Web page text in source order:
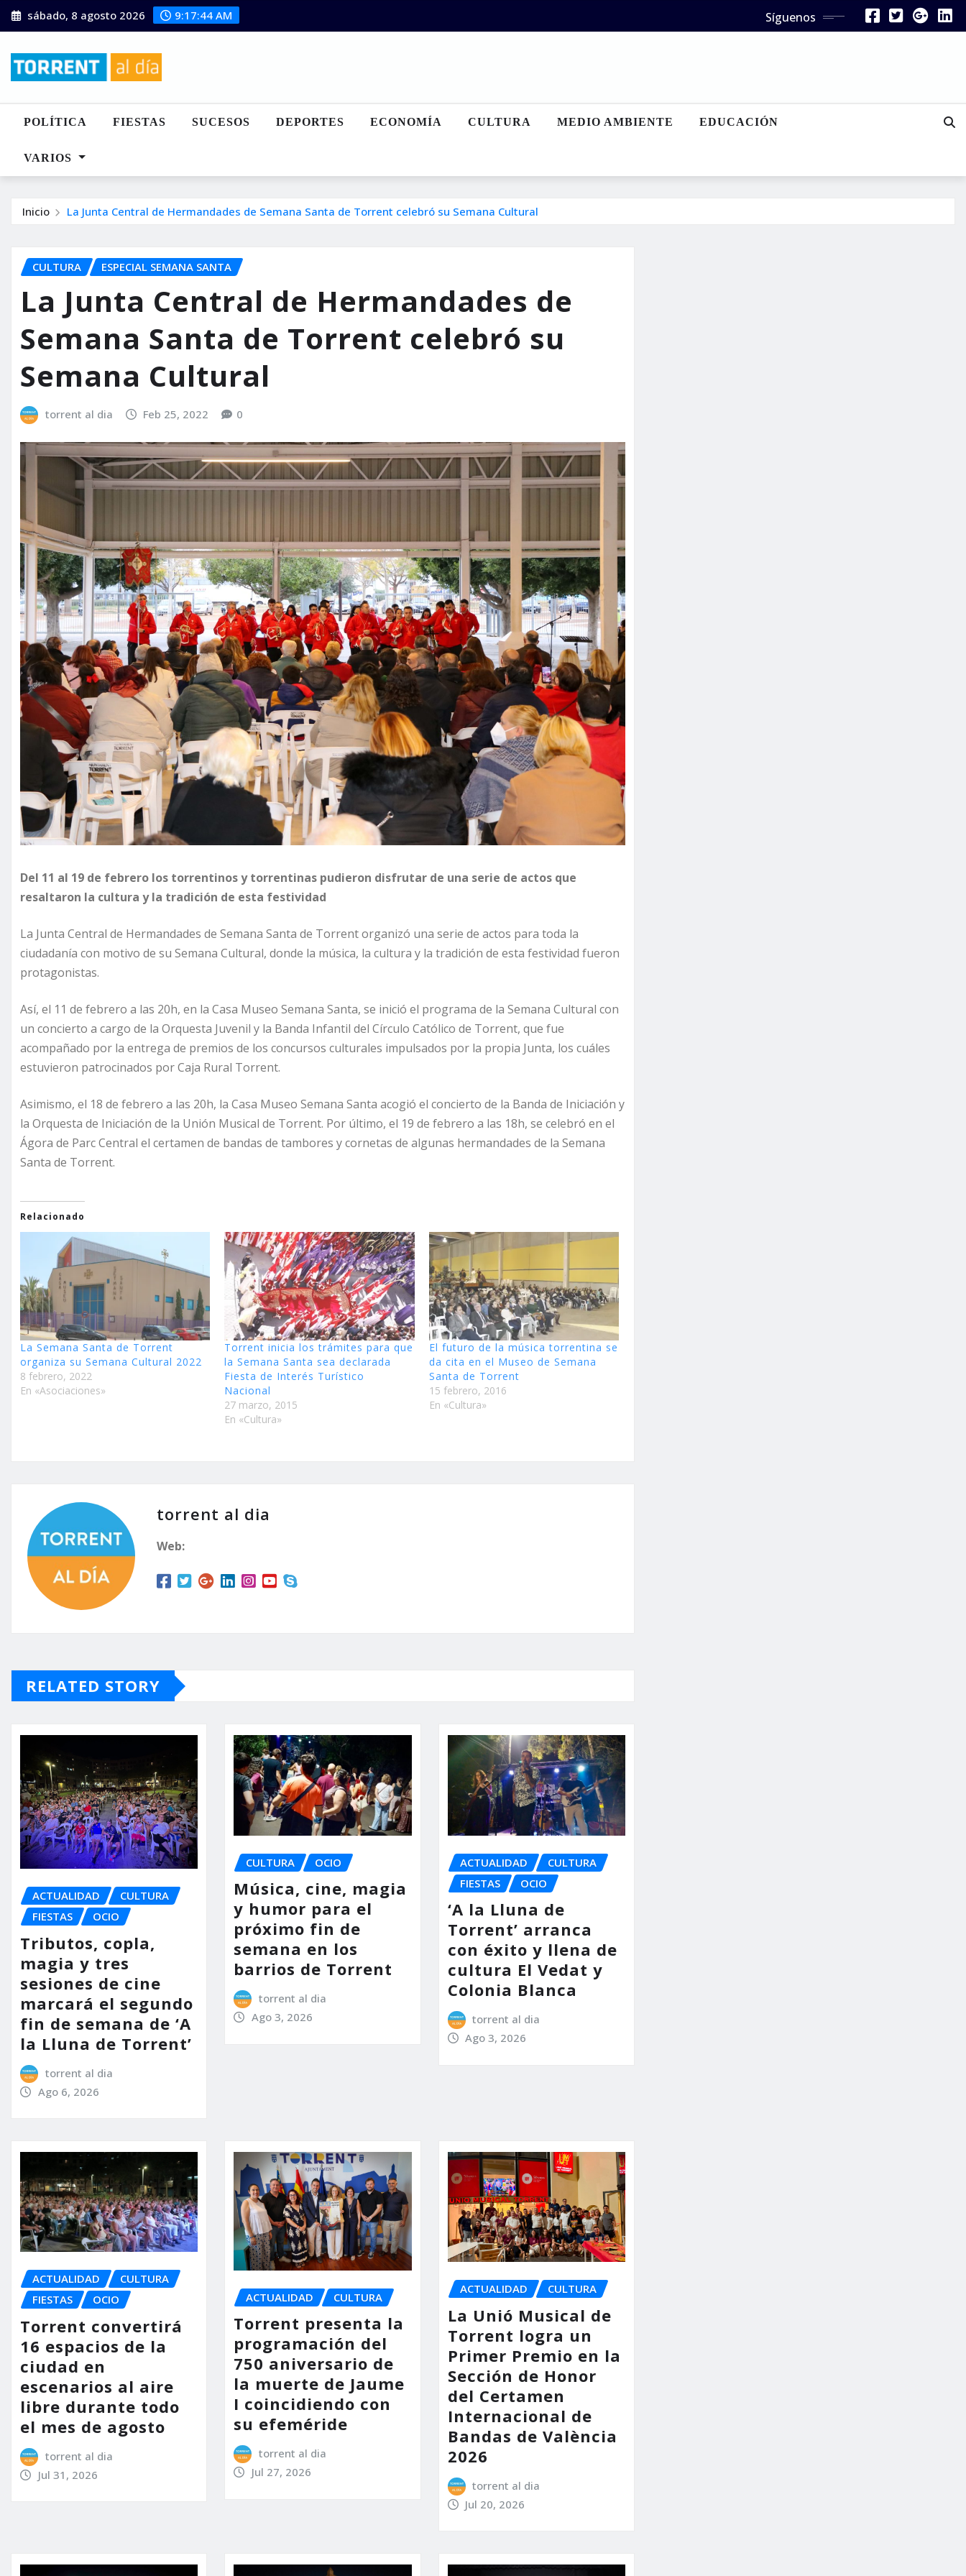
Saltar
al
sábado, 8 agosto 2026 9:17:46 AM Síguenos
POLÍTICA FIESTAS SUCESOS DEPORTES ECONOMÍA CULTURA MEDIO AMBIENTE EDUCACIÓN
VARIOS
Inicio La Junta Central de Hermandades de Semana Santa de Torrent celebró su Semana Cultural
CULTURA ESPECIAL SEMANA SANTA
La Junta Central de Hermandades de
Semana Santa de Torrent celebró su
Semana Cultural
torrent al dia Feb 25, 2022 0
Del 11 al 19 de febrero los torrentinos y torrentinas pudieron disfrutar de una serie de actos que
resaltaron la cultura y la tradición de esta festividad
La Junta Central de Hermandades de Semana Santa de Torrent organizó una serie de actos para toda la
ciudadanía con motivo de su Semana Cultural, donde la música, la cultura y la tradición de esta festividad fueron
protagonistas.
Así, el 11 de febrero a las 20h, en la Casa Museo Semana Santa, se inició el programa de la Semana Cultural con
un concierto a cargo de la Orquesta Juvenil y la Banda Infantil del Círculo Católico de Torrent, que fue
acompañado por la entrega de premios de los concursos culturales impulsados por la propia Junta, los cuáles
estuvieron patrocinados por Caja Rural Torrent.
Asimismo, el 18 de febrero a las 20h, la Casa Museo Semana Santa acogió el concierto de la Banda de Iniciación y
la Orquesta de Iniciación de la Unión Musical de Torrent. Por último, el 19 de febrero a las 18h, se celebró en el
Ágora de Parc Central el certamen de bandas de tambores y cornetas de algunas hermandades de la Semana
Santa de Torrent.
Relacionado
La Semana Santa de Torrent
organiza su Semana Cultural 2022
8 febrero, 2022
En «Asociaciones»
Torrent inicia los trámites para que
la Semana Santa sea declarada
Fiesta de Interés Turístico
Nacional
27 marzo, 2015
En «Cultura»
El futuro de la música torrentina se
da cita en el Museo de Semana
Santa de Torrent
15 febrero, 2016
En «Cultura»
torrent al dia
Web:
RELATED STORY
ACTUALIDAD
CULTURA
FIESTAS
OCIO
Tributos, copla,
magia y tres
sesiones de cine
marcará el segundo
fin de semana de ‘A
la Lluna de Torrent’
torrent al dia
Ago 6, 2026
CULTURA OCIO
Música, cine, magia
y humor para el
próximo fin de
semana en los
barrios de Torrent
torrent al dia
Ago 3, 2026
ACTUALIDAD
CULTURA
FIESTAS
OCIO
‘A la Lluna de
Torrent’ arranca
con éxito y llena de
cultura El Vedat y
Colonia Blanca
torrent al dia
Ago 3, 2026
ACTUALIDAD
CULTURA
FIESTAS
OCIO
Torrent convertirá
16 espacios de la
ciudad en
escenarios al aire
libre durante todo
el mes de agosto
torrent al dia
Jul 31, 2026
ACTUALIDAD CULTURA
Torrent presenta la
programación del
750 aniversario de
la muerte de Jaume
I coincidiendo con
su efeméride
torrent al dia
Jul 27, 2026
ACTUALIDAD CULTURA
La Unió Musical de
Torrent logra un
Primer Premio en la
Sección de Honor
del Certamen
Internacional de
Bandas de València
2026
torrent al dia
Jul 20, 2026